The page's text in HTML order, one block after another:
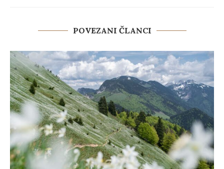
POVEZANI ČLANCI